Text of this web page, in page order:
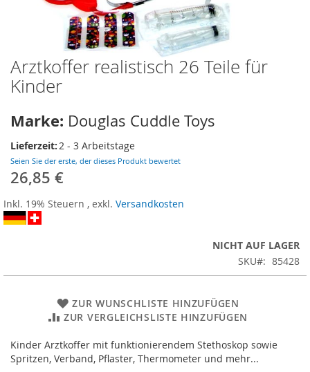
Zum
Anfang
der
springen
Arztkoffer realistisch 26 Teile für
Kinder
Marke: Douglas Cuddle Toys
Lieferzeit:2 - 3 Arbeitstage
Seien Sie der erste, der dieses Produkt bewertet
26,85 €
Inkl. 19% Steuern , exkl. Versandkosten
NICHT AUF LAGER
SKU
85428
ZUR WUNSCHLISTE HINZUFÜGEN
ZUR VERGLEICHSLISTE HINZUFÜGEN
Kinder Arztkoffer mit funktionierendem Stethoskop sowie
Spritzen, Verband, Pflaster, Thermometer und mehr...